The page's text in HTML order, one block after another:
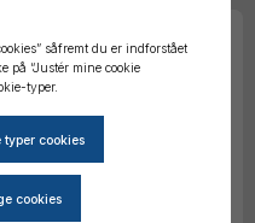
såfremt du er indforstået
på “Justér mine cookie
typer.